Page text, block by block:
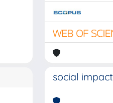
social impact